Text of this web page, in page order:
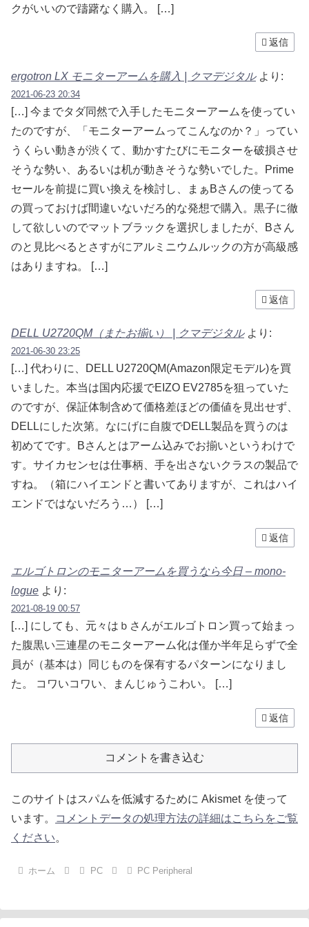
クがいいので躊躇なく購入。 […]
返信
ergotron LX モニターアームを購入 | クマデジタル より:
2021-06-23 20:34
[…] 今までタダ同然で入手したモニターアームを使ってい
たのですが、「モニターアームってこんなのか？」ってい
うくらい動きが渋くて、動かすたびにモニターを破損させ
そうな勢い、あるいは机が動きそうな勢いでした。Prime
セールを前提に買い換えを検討し、まぁBさんの使ってる
の買っておけば間違いないだろ的な発想で購入。黒子に徹
して欲しいのでマットブラックを選択しましたが、Bさん
のと見比べるとさすがにアルミニウムルックの方が高級感
はありますね。 […]
返信
DELL U2720QM（またお揃い） | クマデジタル より:
2021-06-30 23:25
[…] 代わりに、DELL U2720QM(Amazon限定モデル)を買
いました。本当は国内応援でEIZO EV2785を狙っていた
のですが、保証体制含めて価格差ほどの価値を見出せず、
DELLにした次第。なにげに自腹でDELL製品を買うのは
初めてです。Bさんとはアーム込みでお揃いというわけで
す。サイカセンセは仕事柄、手を出さないクラスの製品で
すね。（箱にハイエンドと書いてありますが、これはハイ
エンドではないだろう…） […]
返信
エルゴトロンのモニターアームを買うなら今日 – mono-
logue より:
2021-08-19 00:57
[…] にしても、元々はｂさんがエルゴトロン買って始まっ
た腹黒い三連星のモニターアーム化は僅か半年足らずで全
員が（基本は）同じものを保有するパターンになりまし
た。 コワいコワい、まんじゅうこわい。 […]
返信
コメントを書き込む
このサイトはスパムを低減するために Akismet を使って
います。
コメントデータの処理方法の詳細はこちらをご覧
ください。
ホーム PC PC Peripheral